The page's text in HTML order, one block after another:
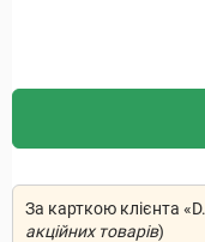
За карткою клієнта
акційних товарів)